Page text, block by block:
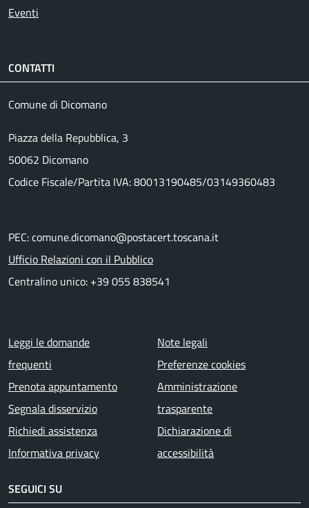
Eventi
CONTATTI
Comune di Dicomano
Piazza della Repubblica, 3
50062 Dicomano
Codice Fiscale/Partita IVA: 80013190485/03149360483
PEC: comune.dicomano@postacert.toscana.it
Ufficio Relazioni con il Pubblico
Centralino unico: +39 055 838541
Menu piè di pagina
Leggi le domande
frequenti
Prenota appuntamento
Segnala disservizio
Richiedi assistenza
Informativa privacy
Note legali
Preferenze cookies
Amministrazione
trasparente
Dichiarazione di
accessibilità
SEGUICI SU